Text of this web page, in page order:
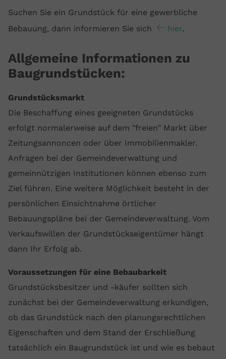
Suchen Sie ein Grundstück für eine gewerbliche
Bebauung, dann informieren Sie sich
hier.
Allgemeine Informationen zu
Baugrundstücken:
Grundstücksmarkt
Die Beschaffung eines geeigneten Grundstücks
erfolgt normalerweise auf dem "freien" Markt über
Zeitungsannoncen oder über Immobilienmakler.
Anfragen bei der Gemeindeverwaltung und
gemeinnützigen Institutionen können ebenso zum
Ziel führen. Eine weitere Möglichkeit besteht in der
persönlichen Einsichtnahme örtlicher
Bebauungspläne bei der Gemeindeverwaltung. Vom
Verkaufswillen der Grundstückseigentümer hängt
dann Ihr Erfolg ab.
Voraussetzungen für eine Bebaubarkeit
Grundstücksbesitzer und -käufer sollten sich
zunächst bei der Gemeindeverwaltung erkundigen,
ob das Grundstück nach den planungsrechtlichen
Eigenschaften und dem Stand der Erschließung
tatsächlich ein Baugrundstück ist und wie es bebaut